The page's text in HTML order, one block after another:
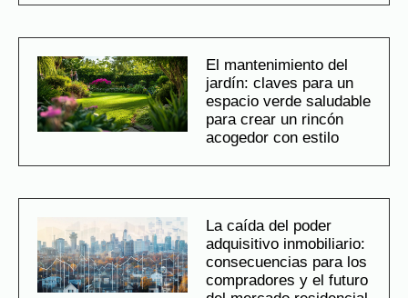
El mantenimiento del
jardín: claves para un
espacio verde saludable
para crear un rincón
acogedor con estilo
La caída del poder
adquisitivo inmobiliario:
consecuencias para los
compradores y el futuro